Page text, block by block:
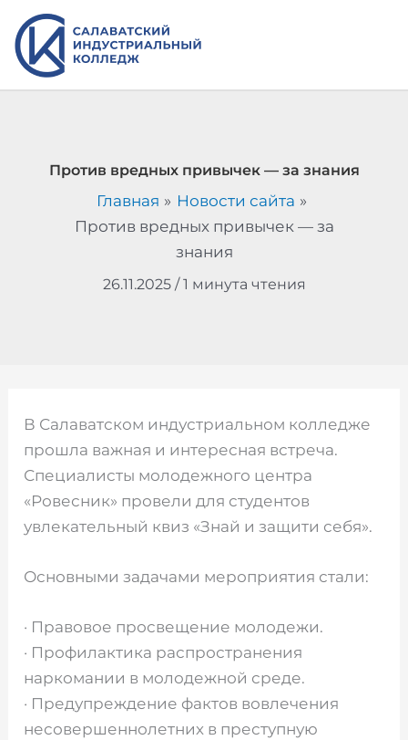
Перейти
содержимому
Против вредных привычек — за знания
Главная
Новости сайта
Против вредных привычек — за
знания
26.11.2025 /1 минута чтения
В Салаватском индустриальном колледже
прошла важная и интересная встреча.
Специалисты молодежного центра
«Ровесник» провели для студентов
увлекательный квиз «Знай и защити себя».
Основными задачами мероприятия стали:
· Правовое просвещение молодежи.
· Профилактика распространения
наркомании в молодежной среде.
· Предупреждение фактов вовлечения
несовершеннолетних в преступную